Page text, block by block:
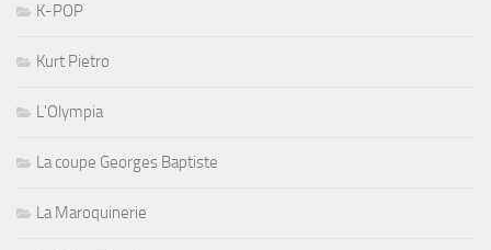
K-POP
Kurt Pietro
L'Olympia
La coupe Georges Baptiste
La Maroquinerie